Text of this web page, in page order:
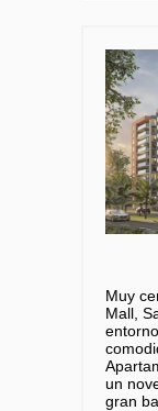
Muy
Mall,
un
gran